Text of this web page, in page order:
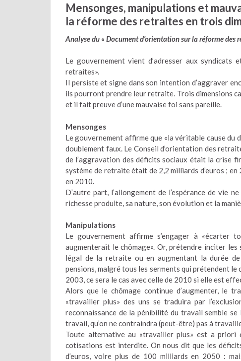
Mensonges, manipulations et
la réforme des retraites en trois
Analyse du « Document d’orientation sur la réforme
Le gouvernement vient d’adresser aux
retraites».
Il persiste et signe dans son intention d’aggraver
ils pourront prendre leur retraite. Trois dimensions
et il fait preuve d’une mauvaise foi sans pareille.
Mensonges
Le gouvernement affirme que «la véritable cause du
doublement faux. Le Conseil d’orientation des
de l’aggravation des déficits sociaux était la crise
système de retraite était de 2,2 milliards d’euros ;
en 2010.
D’autre part, l’allongement de l’espérance de vie
richesse produite, sa nature, son évolution et la
Manipulations
Le gouvernement affirme s’engager à
augmenterait le chômage». Or, prétendre inciter
légal de la retraite ou en augmentant la durée
pensions, malgré tous les serments qui prétendent
2003, ce sera le cas avec celle de 2010 si elle est
Alors que le chômage continue d’augmenter, le
«travailler plus» des uns se traduira par
reconnaissance de la pénibilité du travail semble
travail, qu’on ne contraindra (peut-être) pas à
Toute alternative au «travailler plus» est a priori
cotisations est interdite. On nous dit que les
d’euros, voire plus de 100 milliards en 2050 :